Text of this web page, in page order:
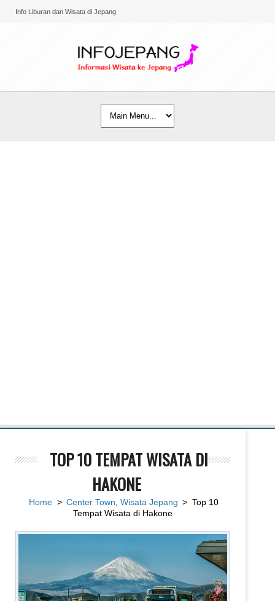
Info Liburan dan Wisata di Jepang
TOP 10 TEMPAT WISATA DI
HAKONE
Home > Center Town Wisata Jepang > Top 10
Tempat Wisata di Hakone